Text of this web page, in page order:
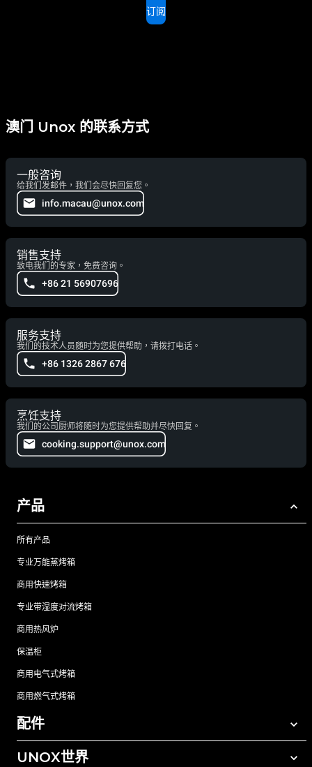
订阅
澳门 Unox 的联系方式
一般咨询
给我们发邮件，我们会尽快回复您。
info.macau@unox.com
销售支持
致电我们的专家，免费咨询。
+86 21 56907696
服务支持
我们的技术人员随时为您提供帮助，请拨打电话。
+86 1326 2867 676
烹饪支持
我们的公司厨师将随时为您提供帮助并尽快回复。
cooking.support@unox.com
产品
所有产品
专业万能蒸烤箱
商用快速烤箱
专业带湿度对流烤箱
商用热风炉
保温柜
商用电气式烤箱
商用燃气式烤箱
配件
所有配件
UNOX世界